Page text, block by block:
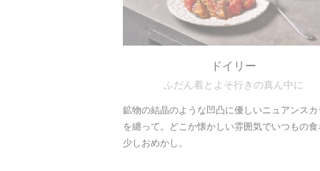
ドイリー
ふだん着とよそ行きの真ん中に
鉱物の結晶のような凹凸に優しいニュアンスカ
を纏って。どこか懐かしい雰囲気でいつもの食
少しおめかし。